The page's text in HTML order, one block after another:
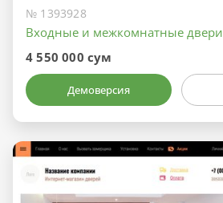
№ 1393928
Входные и межкомнатные двери
4 550 000 сум
Демоверсия